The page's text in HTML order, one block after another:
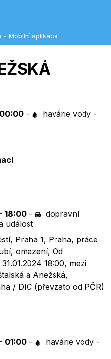
- Mobilní aplikace
00:00 - havárie vody -
18:00 -
dopravní
událost
Praha 1, Praha, práce
omezení, Od
18:00, mezi
a Anežská,
/ DIC (převzato od PČR)
01:00 - havárie vody -